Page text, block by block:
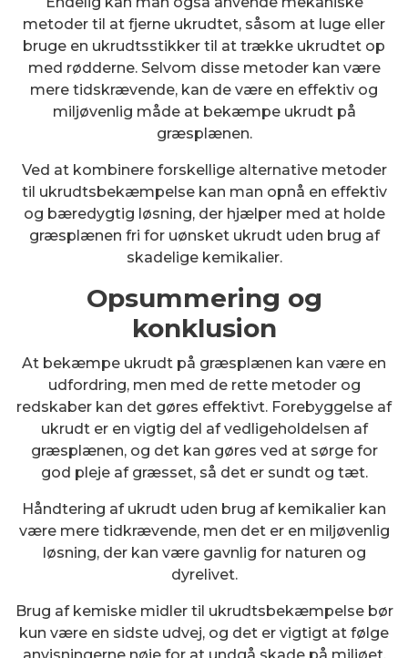
metoder til at fjerne ukrudtet, såsom at luge eller
bruge en ukrudtsstikker til at trække ukrudtet op
med rødderne. Selvom disse metoder kan være
mere tidskrævende, kan de være en effektiv og
miljøvenlig måde at bekæmpe ukrudt på
græsplænen.
Ved at kombinere forskellige alternative metoder
til ukrudtsbekæmpelse kan man opnå en effektiv
og bæredygtig løsning, der hjælper med at holde
græsplænen fri for uønsket ukrudt uden brug af
skadelige kemikalier.
Opsummering og
konklusion
At bekæmpe ukrudt på græsplænen kan være en
udfordring, men med de rette metoder og
redskaber kan det gøres effektivt. Forebyggelse af
ukrudt er en vigtig del af vedligeholdelsen af
græsplænen, og det kan gøres ved at sørge for
god pleje af græsset, så det er sundt og tæt.
Håndtering af ukrudt uden brug af kemikalier kan
være mere tidkrævende, men det er en miljøvenlig
løsning, der kan være gavnlig for naturen og
dyrelivet.
Brug af kemiske midler til ukrudtsbekæmpelse bør
kun være en sidste udvej, og det er vigtigt at følge